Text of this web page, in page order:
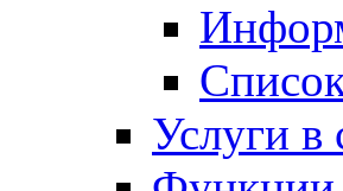
Услуги в